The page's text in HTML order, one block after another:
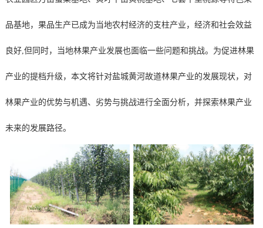
品基地，果品生产已成为当地农村经济的支柱产业，经济和社会效益
良好,但同时，当地林果产业发展也面临一些问题和挑战。为促进林果
产业的提档升级，本文将针对盐城黄河故道林果产业的发展现状，对
林果产业的优势与机遇、劣势与挑战进行全面分析，并探索林果产业
未来的发展路径。